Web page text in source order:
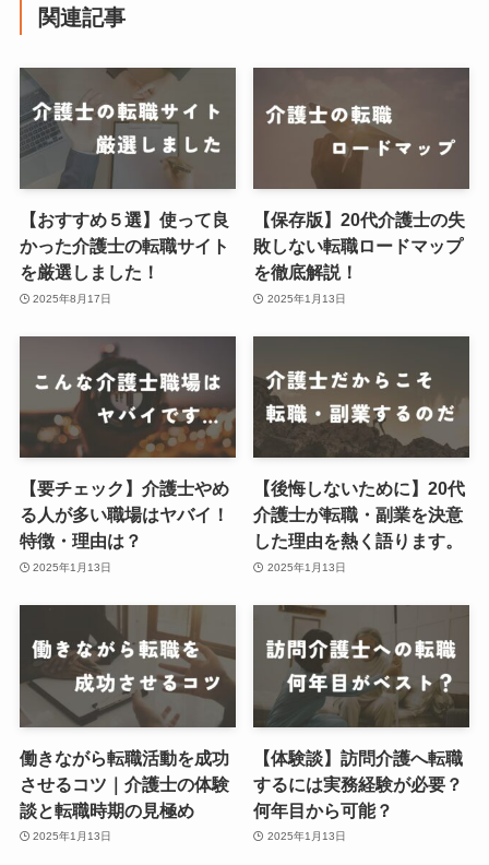
関連記事
【おすすめ５選】使って良
かった介護士の転職サイト
を厳選しました！
2025年8月17日
【保存版】20代介護士の失
敗しない転職ロードマップ
を徹底解説！
2025年1月13日
【要チェック】介護士やめ
る人が多い職場はヤバイ！
特徴・理由は？
2025年1月13日
【後悔しないために】20代
介護士が転職・副業を決意
した理由を熱く語ります。
2025年1月13日
働きながら転職活動を成功
させるコツ｜介護士の体験
談と転職時期の見極め
2025年1月13日
【体験談】訪問介護へ転職
するには実務経験が必要？
何年目から可能？
2025年1月13日